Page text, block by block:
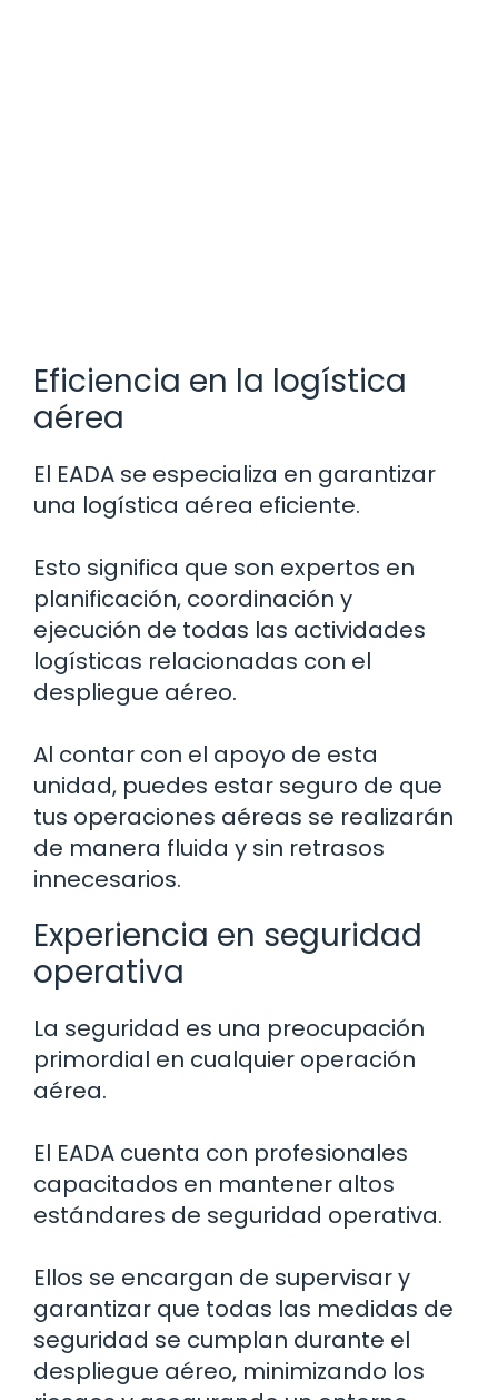
Eficiencia en la logística
aérea
El EADA se especializa en garantizar
una logística aérea eficiente.
Esto significa que son expertos en
planificación, coordinación y
ejecución de todas las actividades
logísticas relacionadas con el
despliegue aéreo.
Al contar con el apoyo de esta
unidad, puedes estar seguro de que
tus operaciones aéreas se realizarán
de manera fluida y sin retrasos
innecesarios.
Experiencia en seguridad
operativa
La seguridad es una preocupación
primordial en cualquier operación
aérea.
El EADA cuenta con profesionales
capacitados en mantener altos
estándares de seguridad operativa.
Ellos se encargan de supervisar y
garantizar que todas las medidas de
seguridad se cumplan durante el
despliegue aéreo, minimizando los